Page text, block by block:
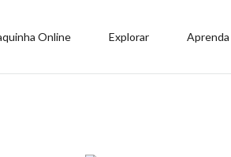
Online Explorar Aprenda